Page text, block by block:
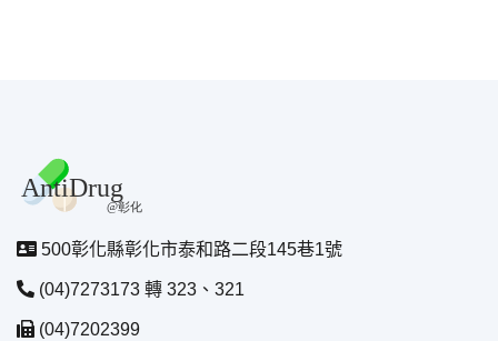
500彰化縣彰化市泰和路二段145巷1號
(04)7273173 轉 323、321
(04)7202399